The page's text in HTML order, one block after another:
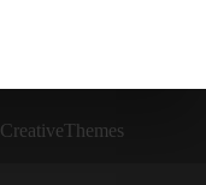
CreativeThemes